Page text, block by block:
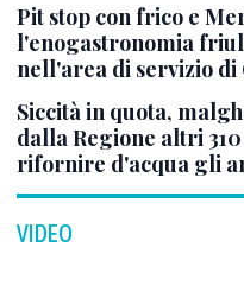
Pit stop con frico e
l'enogastronomia
nell'area di servizio di
Siccità in quota,
dalla Regione altri
rifornire d'acqua gli
VIDEO